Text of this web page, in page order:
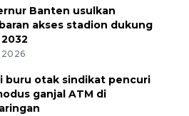
Banten usulkan
akses stadion dukung
buru otak sindikat pencuri
ganjal ATM di